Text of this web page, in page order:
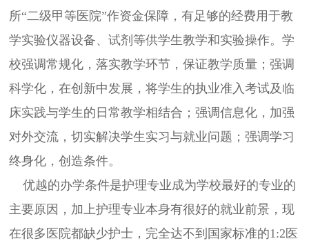
所“二级甲等医院”作资金保障，有足够的经费用于教
学实验仪器设备、试剂等供学生教学和实验操作。学
校强调常规化，落实教学环节，保证教学质量；强调
科学化，在创新中发展，将学生的执业准入考试及临
床实践与学生的日常教学相结合；强调信息化，加强
对外交流，切实解决学生实习与就业问题；强调学习
终身化，创造条件。
优越的办学条件是护理专业成为学校最好的专业的
主要原因，加上护理专业本身有很好的就业前景，现
在很多医院都缺少护士，完全达不到国家标准的1:2医